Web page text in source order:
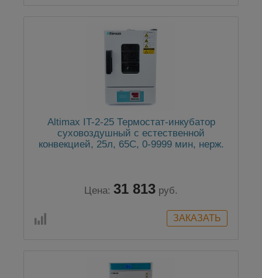
Altimax IT-2-25 Термостат-инкубатор
суховоздушный с естественной
конвекцией, 25л, 65С, 0-9999 мин, нерж.
Цена: 31 813 руб.